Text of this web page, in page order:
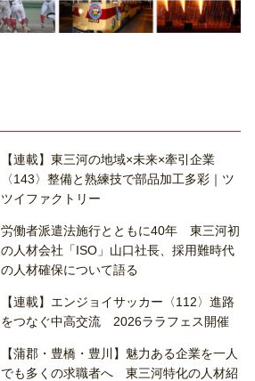
【連載】東三河の地域×未来×牽引企業
〈143〉整備と熟練技で部品加工多彩｜ツ
ツイファクトリー
労働者派遣法施行とともに40年 東三河初
の人材会社「ISO」山口社長、採用難時代
の人材確保について語る
【連載】エンジョイサッカー〈112〉進路
をつなぐ中高交流 2026ララフェス開催
【蒲郡・豊橋・豊川】魅力ある企業を一人
でも多くの求職者へ 東三河特化の人材紹